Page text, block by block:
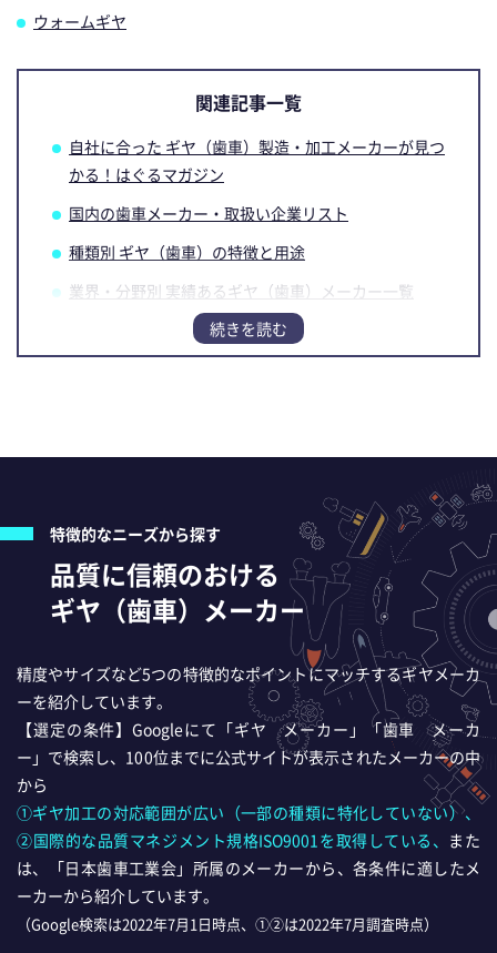
ウォームギヤ
関連記事一覧
自社に合った ギヤ（歯車）製造・加工メーカーが見つ
かる！はぐるマガジン
国内の歯車メーカー・取扱い企業リスト
種類別 ギヤ（歯車）の特徴と用途
業界・分野別 実績あるギヤ（歯車）メーカー一覧
ギヤ（歯車）メーカーの選び方
特徴的なニーズから探す
品質に信頼のおける
ギヤ（歯車）メーカー
精度やサイズなど5つの特徴的なポイントにマッチするギヤメーカ
ーを紹介しています。
【選定の条件】Googleにて「ギヤ メーカー」「歯車 メーカ
ー」で検索し、100位までに公式サイトが表示されたメーカーの中
から
①ギヤ加工の対応範囲が広い（一部の種類に特化していない）、
②国際的な品質マネジメント規格ISO9001を取得している、 また
は、「日本歯車工業会」所属のメーカーから、各条件に適したメ
ーカーから紹介しています。
（Google検索は2022年7月1日時点、①②は2022年7月調査時点）